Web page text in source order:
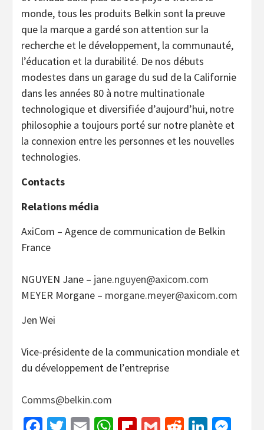
monde, tous les produits Belkin sont la preuve
que la marque a gardé son attention sur la
recherche et le développement, la communauté,
l’éducation et la durabilité. De nos débuts
modestes dans un garage du sud de la Californie
dans les années 80 à notre multinationale
technologique et diversifiée d’aujourd’hui, notre
philosophie a toujours porté sur notre planète et
la connexion entre les personnes et les nouvelles
technologies.
Contacts
Relations média
AxiCom – Agence de communication de Belkin
France
NGUYEN Jane – jane.nguyen@axicom.com
MEYER Morgane – morgane.meyer@axicom.com
Jen Wei
Vice-présidente de la communication mondiale et
du développement de l’entreprise
Comms@belkin.com